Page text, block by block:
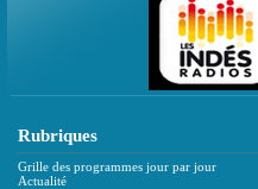
Rubriques
Grille des programmes jour par jour
Actualité